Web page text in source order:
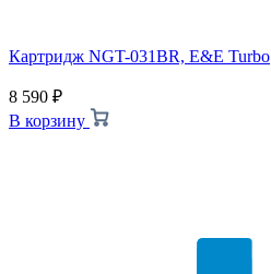
Картридж NGT-031BR, E&E Turbo
8 590 ₽
В корзину